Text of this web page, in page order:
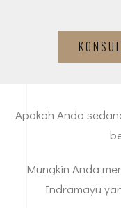
Apakah Anda
Mungkin Anda
Indramayu